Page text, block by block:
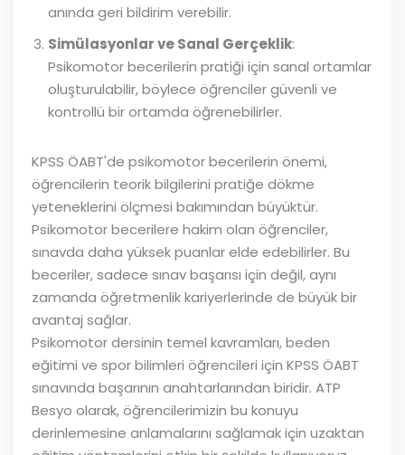
anında geri bildirim verebilir.
Simülasyonlar ve Sanal Gerçeklik:
Psikomotor becerilerin pratiği için sanal ortamlar
oluşturulabilir, böylece öğrenciler güvenli ve
kontrollü bir ortamda öğrenebilirler.
KPSS ÖABT'de psikomotor becerilerin önemi,
öğrencilerin teorik bilgilerini pratiğe dökme
yeteneklerini ölçmesi bakımından büyüktür.
Psikomotor becerilere hakim olan öğrenciler,
sınavda daha yüksek puanlar elde edebilirler. Bu
beceriler, sadece sınav başarısı için değil, aynı
zamanda öğretmenlik kariyerlerinde de büyük bir
avantaj sağlar.
Psikomotor dersinin temel kavramları, beden
eğitimi ve spor bilimleri öğrencileri için KPSS ÖABT
sınavında başarının anahtarlarından biridir. ATP
Besyo olarak, öğrencilerimizin bu konuyu
derinlemesine anlamalarını sağlamak için uzaktan